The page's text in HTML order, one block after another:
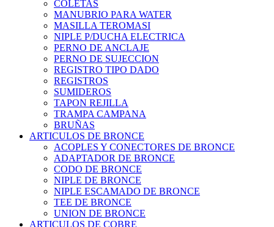
COLETAS
MANUBRIO PARA WATER
MASILLA TEROMASI
NIPLE P/DUCHA ELECTRICA
PERNO DE ANCLAJE
PERNO DE SUJECCION
REGISTRO TIPO DADO
REGISTROS
SUMIDEROS
TAPON REJILLA
TRAMPA CAMPANA
BRUÑAS
ARTICULOS DE BRONCE
ACOPLES Y CONECTORES DE BRONCE
ADAPTADOR DE BRONCE
CODO DE BRONCE
NIPLE DE BRONCE
NIPLE ESCAMADO DE BRONCE
TEE DE BRONCE
UNION DE BRONCE
ARTICULOS DE COBRE